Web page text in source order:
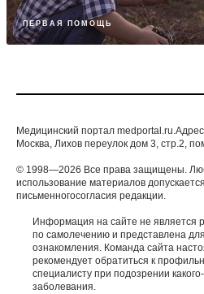
ПЕРВАЯ ПОМОЩЬ
Медицинский портал
Москва, Лихов переулок дом 3, стр.2,
© 1998—2026 Все права защищены.
использование материалов
письменногосогласия редакции.
Информация на сайте не является
по самолечению и представлена для
ознакомления. Команда сайта
рекомендует обратиться к
специалисту при подозрении
заболевания.